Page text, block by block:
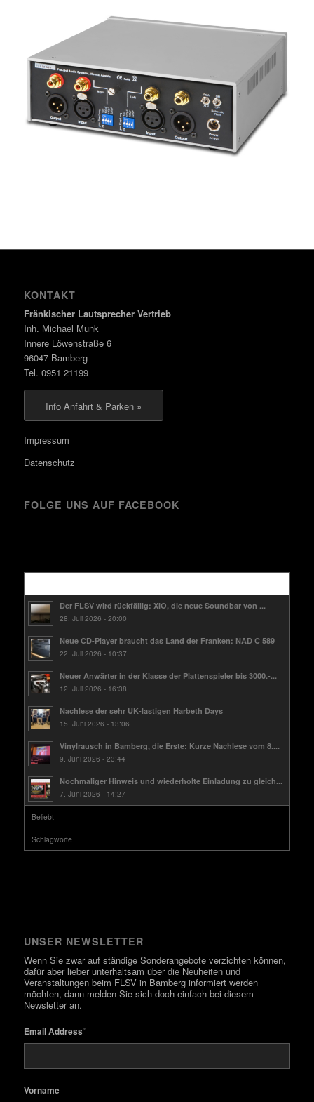
KONTAKT
Fränkischer Lautsprecher Vertrieb
Inh. Michael Munk
Innere Löwenstraße 6
96047 Bamberg
Tel. 0951 21199
Info Anfahrt & Parken »
Impressum
Datenschutz
FOLGE UNS AUF FACEBOOK
Der FLSV wird rückfällig: XIO, die neue Soundbar von ...
28. Juli 2026 - 20:00
Neue CD-Player braucht das Land der Franken: NAD C 589
22. Juli 2026 - 10:37
Neuer Anwärter in der Klasse der Plattenspieler bis 3000.-...
12. Juli 2026 - 16:38
Nachlese der sehr UK-lastigen Harbeth Days
15. Juni 2026 - 13:06
Vinylrausch in Bamberg, die Erste: Kurze Nachlese vom 8....
9. Juni 2026 - 23:44
Nochmaliger Hinweis und wiederholte Einladung zu gleich...
7. Juni 2026 - 14:27
Beliebt
Schlagworte
UNSER NEWSLETTER
Wenn Sie zwar auf ständige Sonderangebote verzichten können,
dafür aber lieber unterhaltsam über die Neuheiten und
Veranstaltungen beim FLSV in Bamberg informiert werden
möchten, dann melden Sie sich doch einfach bei diesem
Newsletter an.
Email Address*
Vorname